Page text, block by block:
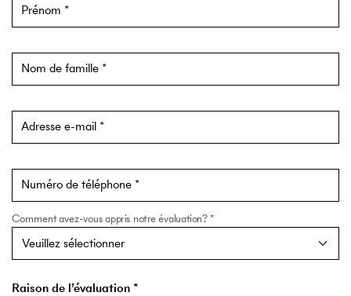
Prénom
Nom de famille
Adresse e-mail
Numéro de téléphone
Comment avez-vous appris notre évaluation?
Raison de l’évaluation